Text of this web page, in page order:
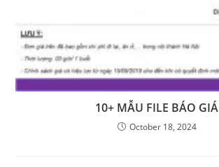
10+ MẪU FILE BÁO GIÁ
October 18, 2024